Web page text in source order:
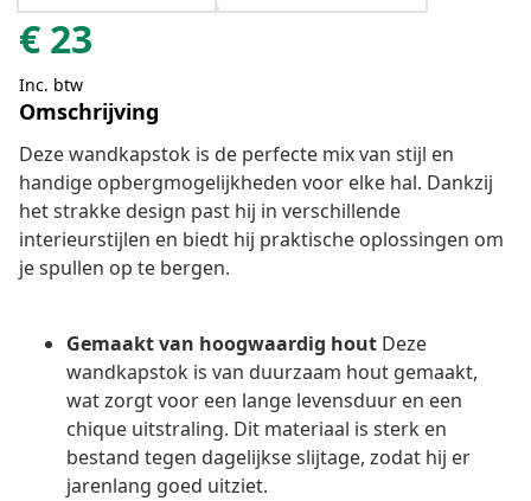
€ 23
Inc. btw
Omschrijving
Deze wandkapstok is de perfecte mix van stijl en
handige opbergmogelijkheden voor elke hal. Dankzij
het strakke design past hij in verschillende
interieurstijlen en biedt hij praktische oplossingen om
je spullen op te bergen.
Gemaakt van hoogwaardig hout Deze
wandkapstok is van duurzaam hout gemaakt,
wat zorgt voor een lange levensduur en een
chique uitstraling. Dit materiaal is sterk en
bestand tegen dagelijkse slijtage, zodat hij er
jarenlang goed uitziet.